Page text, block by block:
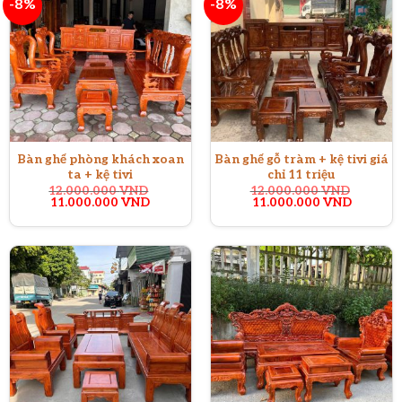
-8%
Bàn ghế phòng khách xoan
ta + kệ tivi
12.000.000VND
Giá
là:
11.000.000VNDGiá
tại
11.000.000 VND.
-8%
Bàn ghế gỗ tràm + kệ tivi giá
chỉ 11 triệu
12.000.000VND
Giá
là:
11.000.000 VNDGiá
tại